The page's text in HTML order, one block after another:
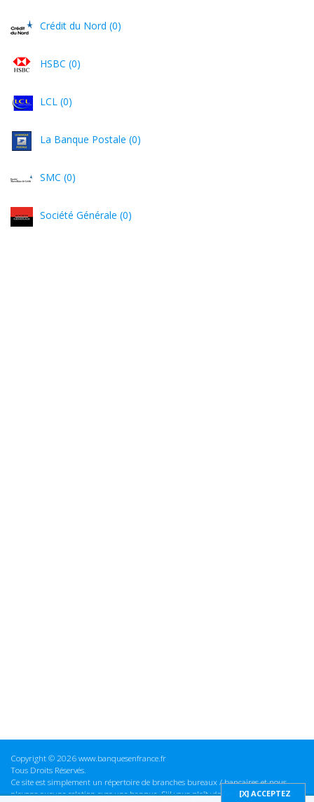
Crédit du Nord (0)
HSBC (0)
LCL (0)
La Banque Postale (0)
SMC (0)
Société Générale (0)
Copyright © 2026 www.banquesenfrance.fr
Tous Droits Réservés.
Ce site est simplement un répertoire de branches bureaux / bancaires et nous
n'avons aucune relation avec une banque. S'il vous plaît vérifier ces informations